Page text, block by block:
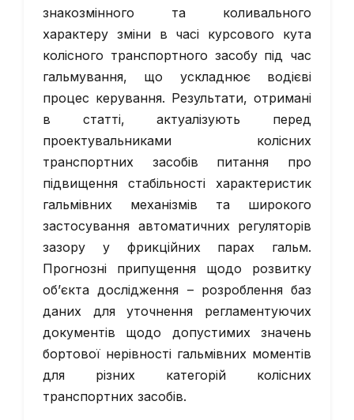
знакозмінного та коливального
характеру зміни в часі курсового кута
колісного транспортного засобу під час
гальмування, що ускладнює водієві
процес керування. Результати, отримані
в статті, актуалізують перед
проектувальниками колісних
транспортних засобів питання про
підвищення стабільності характеристик
гальмівних механізмів та широкого
застосування автоматичних регуляторів
зазору у фрикційних парах гальм.
Прогнозні припущення щодо розвитку
об’єкта дослідження – розроблення баз
даних для уточнення регламентуючих
документів щодо допустимих значень
бортової нерівності гальмівних моментів
для різних категорій колісних
транспортних засобів.